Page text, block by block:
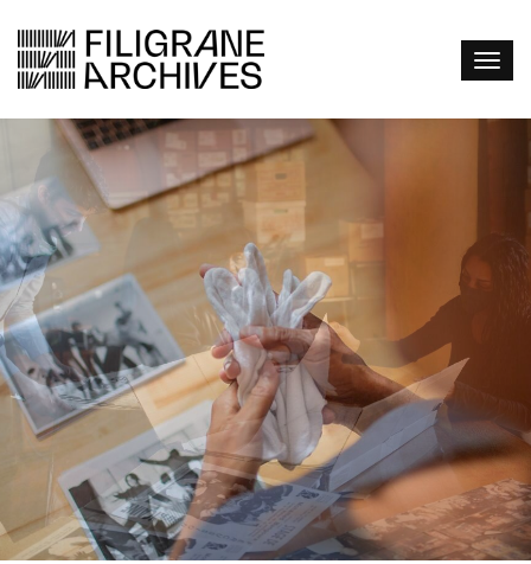
VOS ARCHIVES...